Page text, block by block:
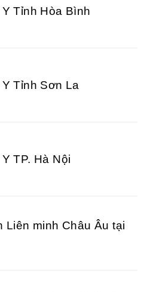
Tỉnh Hòa Bình
Tỉnh Sơn La
TP. Hà Nội
Liên minh Châu Âu tại